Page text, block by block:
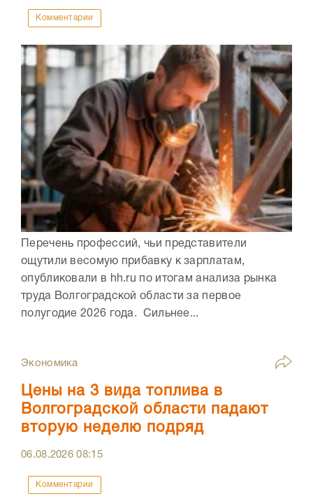
Комментарии
Перечень профессий, чьи представители
ощутили весомую прибавку к зарплатам,
опубликовали в hh.ru по итогам анализа рынка
труда Волгоградской области за первое
полугодие 2026 года. Сильнее...
Экономика
Цены на 3 вида топлива в
Волгоградской области падают
вторую неделю подряд
06.08.202608:15
Комментарии